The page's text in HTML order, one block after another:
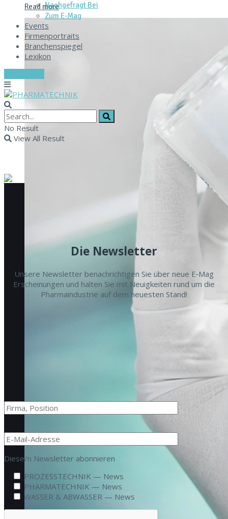
Nachgefragt Bei
Read more
Zum E‑Mag
Events
Firmenportraits
Branchenspiegel
Lexikon
No Result
View All Result
Die Newsletter
Unsere Newslet­ter benachrichti­gen Sie über neue E‑Mag
Erschei­n­un­gen und hal­ten Sie mit Neuigkeit­en rund um die
Phar­main­dus­trie auf dem neuesten Stand!
Diese/n Newslet­ter abonnieren
PROZESSTECHNIK — News
PHARMATECHNIK — News
WASSER & ABWASSER — News